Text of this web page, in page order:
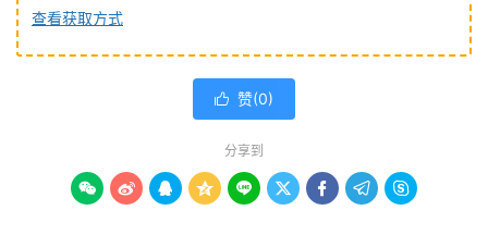
查看获取方式
 赞(0)
分享到
        